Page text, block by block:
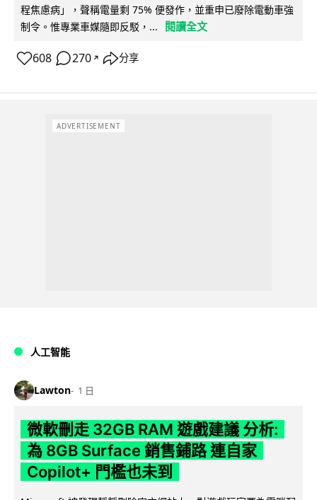
程焦慮病」，聲稱電量剩 75% 便發作，並重申已廢除電動車強
制令。惟專業車媒隨即反駁，...
閱讀全文
608 270 ↗ 分享
ADVERTISEMENT
人工智能
Lawton 1 日
微軟刪走 32GB RAM 遊戲建議 分析:
為 8GB Surface 銷售鋪路 連自家
Copilot+ 門檻也未到